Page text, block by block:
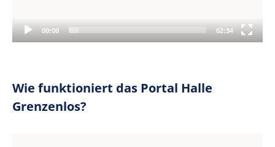
00:00 02:34
Wie funktioniert das Portal Halle
Grenzenlos?